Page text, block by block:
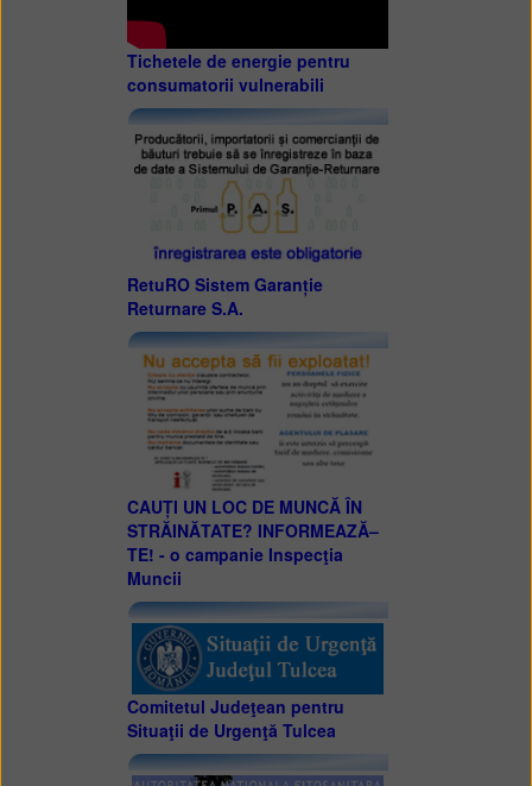
Tichetele de energie pentru
consumatorii vulnerabili
RetuRO Sistem Garanție
Returnare S.A.
CAUȚI UN LOC DE MUNCĂ ÎN
STRĂINĂTATE? INFORMEAZĂ–
TE! - o campanie Inspecţia
Muncii
Comitetul Judeţean pentru
Situaţii de Urgenţă Tulcea